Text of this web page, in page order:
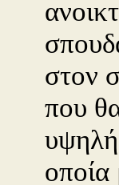
στον
που
οποία